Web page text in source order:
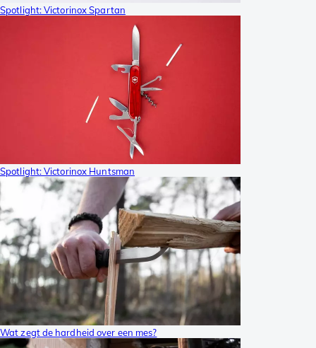
Spotlight: Victorinox Spartan
Spotlight: Victorinox Huntsman
Wat zegt de hardheid over een mes?